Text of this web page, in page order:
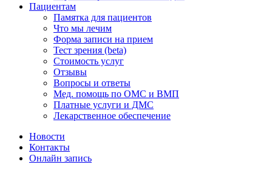
Пациентам
Памятка для пациентов
Что мы лечим
Форма записи на прием
Тест зрения (beta)
Стоимость услуг
Отзывы
Вопросы и ответы
Мед. помощь по ОМС и ВМП
Платные услуги и ДМС
Лекарственное обеспечение
Новости
Контакты
Онлайн запись